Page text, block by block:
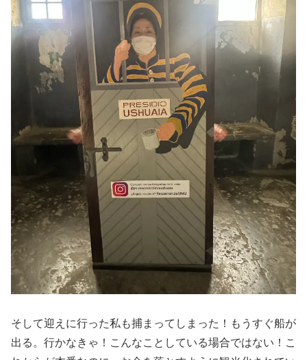
そして迎えに行った私も捕まってしまった！もうすぐ船が
出る。行かなきゃ！こんなことしている場合ではない！こ